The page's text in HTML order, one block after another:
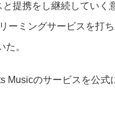
提携をし継続していく
ーミングサービスを打
。
Musicのサービスを公式